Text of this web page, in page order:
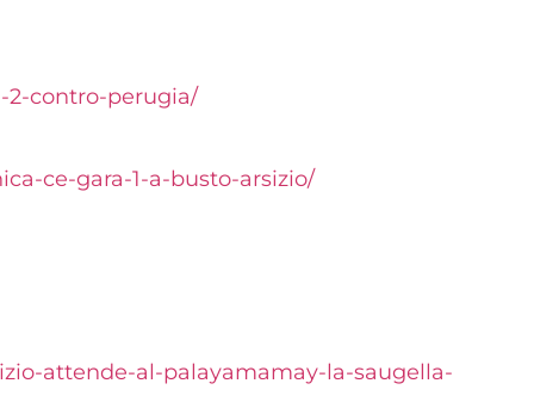
2-contro-perugia/
ce-gara-1-a-busto-arsizio/
attende-al-palayamamay-la-saugella-